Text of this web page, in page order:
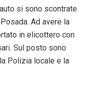
si sono scontrate
Ad avere la
in elicottero con
Sul posto sono
Polizia locale e la